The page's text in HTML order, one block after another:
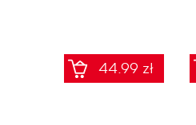
44.99 zł